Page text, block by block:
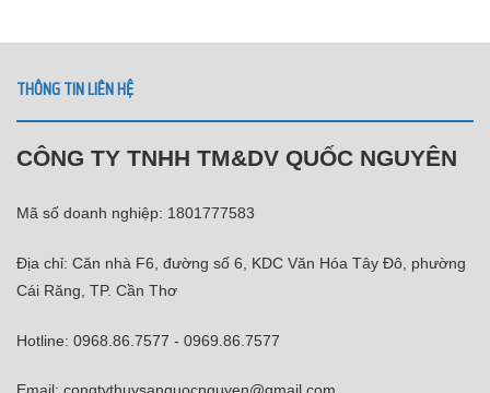
THÔNG TIN LIÊN HỆ
CÔNG TY TNHH TM&DV QUỐC NGUYÊN
Mã số doanh nghiệp: 1801777583
Địa chỉ: Căn nhà F6, đường số 6, KDC Văn Hóa Tây Đô, phường
Cái Răng, TP. Cần Thơ
Hotline: 0968.86.7577 - 0969.86.7577